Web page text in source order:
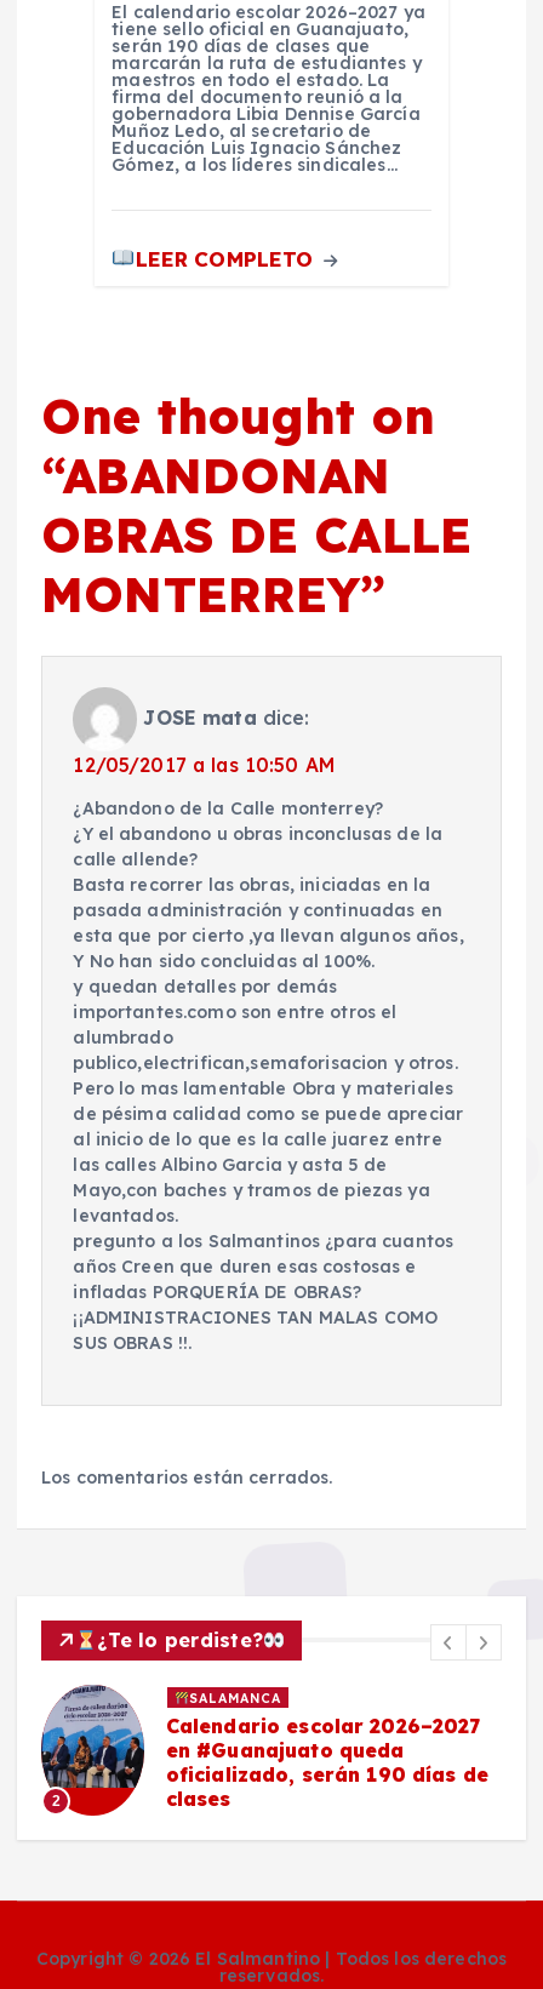
El calendario escolar 2026–2027 ya
tiene sello oficial en Guanajuato,
serán 190 días de clases que
marcarán la ruta de estudiantes y
maestros en todo el estado. La
firma del documento reunió a la
gobernadora Libia Dennise García
Muñoz Ledo, al secretario de
Educación Luis Ignacio Sánchez
Gómez, a los líderes sindicales…
LEER COMPLETO
One thought on
“ABANDONAN
OBRAS DE CALLE
MONTERREY”
JOSE mata dice:
12/05/2017 a las 10:50 AM
¿Abandono de la Calle monterrey?
¿Y el abandono u obras inconclusas de la
calle allende?
Basta recorrer las obras, iniciadas en la
pasada administración y continuadas en
esta que por cierto ,ya llevan algunos años,
Y No han sido concluidas al 100%.
y quedan detalles por demás
importantes.como son entre otros el
alumbrado
publico,electrifican,semaforisacion y otros.
Pero lo mas lamentable Obra y materiales
de pésima calidad como se puede apreciar
al inicio de lo que es la calle juarez entre
las calles Albino Garcia y asta 5 de
Mayo,con baches y tramos de piezas ya
levantados.
pregunto a los Salmantinos ¿para cuantos
años Creen que duren esas costosas e
infladas PORQUERÍA DE OBRAS?
¡¡ADMINISTRACIONES TAN MALAS COMO
SUS OBRAS !!.
Los comentarios están cerrados.
¿Te lo perdiste?
2
SALAMANCA
Calendario escolar 2026–2027
en #Guanajuato queda
oficializado, serán 190 días de
clases
Copyright © 2026 El Salmantino | Todos los derechos
reservados.